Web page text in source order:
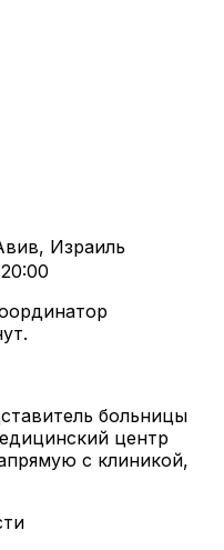
Израиль
больницы
центр
с клиникой,